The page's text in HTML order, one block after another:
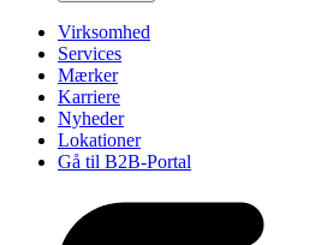
Virksomhed
Services
Mærker
Karriere
Nyheder
Lokationer
Gå til B2B-Portal